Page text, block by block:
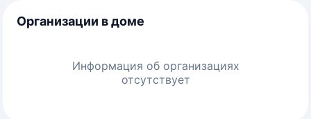
Организации в доме
Информация об организациях
отсутствует